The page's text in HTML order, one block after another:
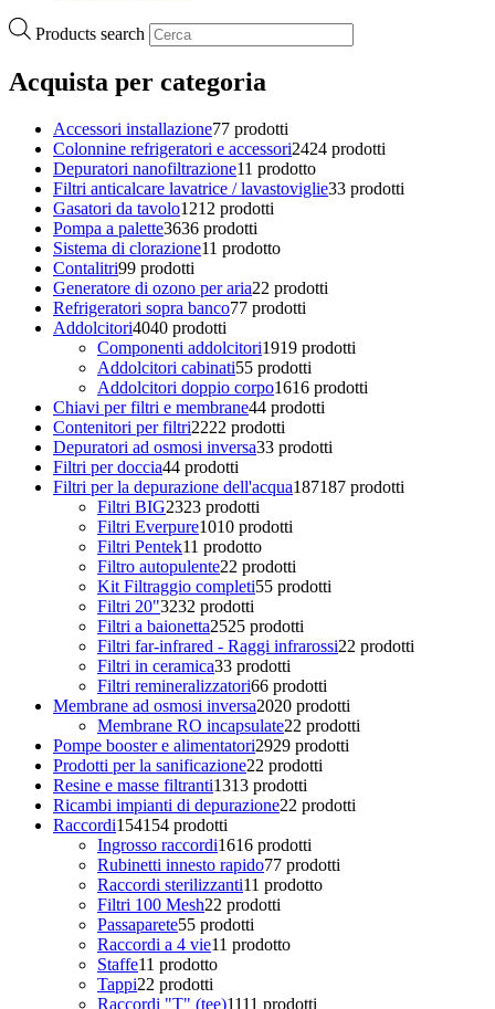
Products search
Acquista per categoria
Accessori installazione77 prodotti
Colonnine refrigeratori e accessori2424 prodotti
Depuratori nanofiltrazione11 prodotto
Filtri anticalcare lavatrice / lavastoviglie33 prodotti
Gasatori da tavolo1212 prodotti
Pompa a palette3636 prodotti
Sistema di clorazione11 prodotto
Contalitri99 prodotti
Generatore di ozono per aria22 prodotti
Refrigeratori sopra banco77 prodotti
Addolcitori4040 prodotti
Componenti addolcitori1919 prodotti
Addolcitori cabinati55 prodotti
Addolcitori doppio corpo1616 prodotti
Chiavi per filtri e membrane44 prodotti
Contenitori per filtri2222 prodotti
Depuratori ad osmosi inversa33 prodotti
Filtri per doccia44 prodotti
Filtri per la depurazione dell'acqua187187 prodotti
Filtri BIG2323 prodotti
Filtri Everpure1010 prodotti
Filtri Pentek11 prodotto
Filtro autopulente22 prodotti
Kit Filtraggio completi55 prodotti
Filtri 20"3232 prodotti
Filtri a baionetta2525 prodotti
Filtri far-infrared - Raggi infrarossi22 prodotti
Filtri in ceramica33 prodotti
Filtri remineralizzatori66 prodotti
Membrane ad osmosi inversa2020 prodotti
Membrane RO incapsulate22 prodotti
Pompe booster e alimentatori2929 prodotti
Prodotti per la sanificazione22 prodotti
Resine e masse filtranti1313 prodotti
Ricambi impianti di depurazione22 prodotti
Raccordi154154 prodotti
Ingrosso raccordi1616 prodotti
Rubinetti innesto rapido77 prodotti
Raccordi sterilizzanti11 prodotto
Filtri 100 Mesh22 prodotti
Passaparete55 prodotti
Raccordi a 4 vie11 prodotto
Staffe11 prodotto
Tappi22 prodotti
Raccordi "T" (tee)1111 prodotti